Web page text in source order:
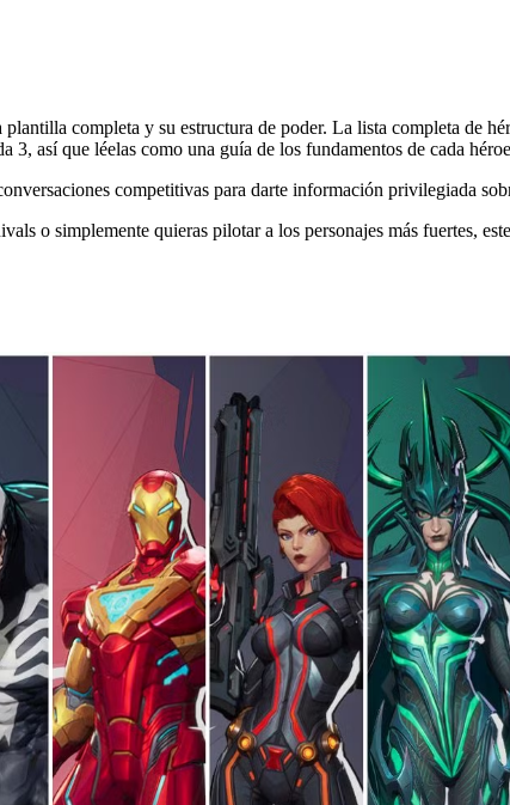
plantilla completa y su estructura de poder. La lista completa de
así que léelas como una guía de los fundamentos de cada
competitivas para darte información privilegiada
o simplemente quieras pilotar a los personajes más fuertes,